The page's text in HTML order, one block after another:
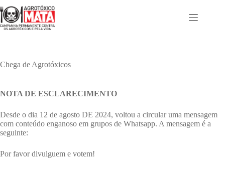
para
o
conteúdo
Chega de Agrotóxicos
NOTA DE ESCLARECIMENTO
Desde o dia 12 de agosto DE 2024, voltou a circular uma mensagem
com conteúdo enganoso em grupos de Whatsapp. A mensagem é a
seguinte:
Por favor divulguem e votem!